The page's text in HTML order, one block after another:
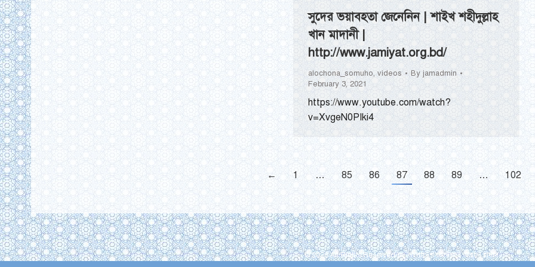
সুদের ভয়াবহতা জেনেনিন | শাইখ শহীদুল্লাহ
খান মাদানী |
http://www.jamiyat.org.bd/
alochona_somuho, videos By jamadmin
February 3, 2021
https://www.youtube.com/watch?
v=XvgeN0PIki4
← 1 … 85 86 87 88 89 … 102
© 2026 All Rights Reserved by বাংলাদেশ জমঈয়তে আহলে হাদীস